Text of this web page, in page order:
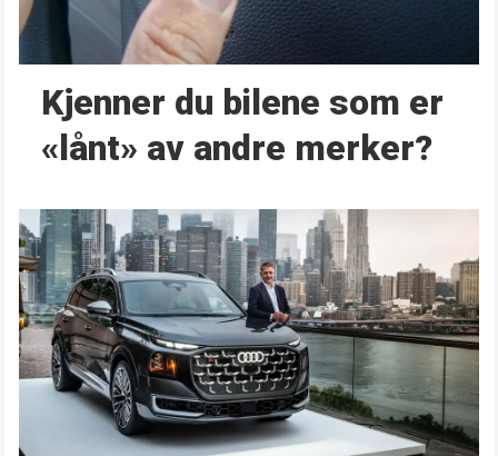
Kjenner du bilene som er
«lånt» av andre merker?